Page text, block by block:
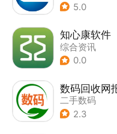
5.0
知心康软件
综合资讯
0.0
数码回收网
二手数码
2.3